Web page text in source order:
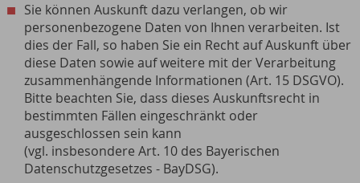
Sie können Auskunft dazu verlangen, ob wir
personenbezogene Daten von Ihnen verarbeiten. Ist
dies der Fall, so haben Sie ein Recht auf Auskunft über
diese Daten sowie auf weitere mit der Verarbeitung
zusammenhängende Informationen (Art. 15 DSGVO).
Bitte beachten Sie, dass dieses Auskunftsrecht in
bestimmten Fällen eingeschränkt oder
ausgeschlossen sein kann
(vgl. insbesondere Art. 10 des Bayerischen
Datenschutzgesetzes - BayDSG).